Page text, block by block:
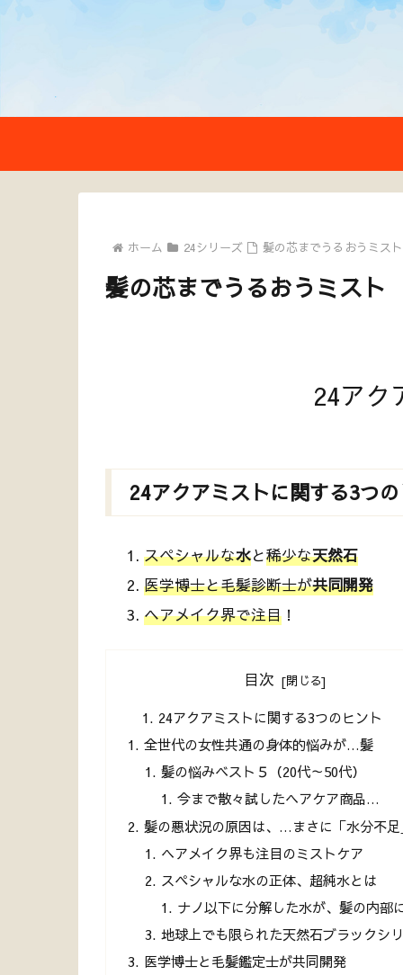
ホーム 24シリーズ 髪の芯までうるおうミスト
髪の芯までうるおうミスト
24アク
24アクアミストに関する3つ
スペシャルな水と稀少な天然石
医学博士と毛髪診断士が共同開発
ヘアメイク界で注目 ！
目次
24アクアミストに関する3つのヒント
全世代の女性共通の身体的悩みが…髪
髪の悩みベスト５（20代～50代）
今まで散々試したヘアケア商品…
髪の悪状況の原因は、…まさに「水分不
ヘアメイク界も注目のミストケア
スペシャルな水の正体、超純水とは
ナノ以下に分解した水が、髪の内部
地球上でも限られた天然石ブラックシ
医学博士と毛髪鑑定士が共同開発